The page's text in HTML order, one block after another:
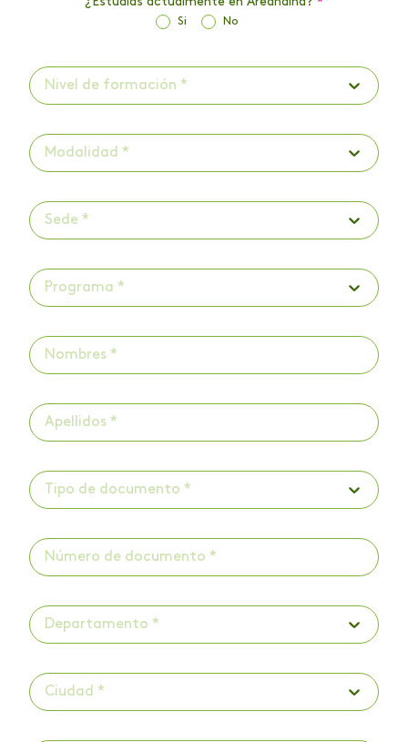
Si No
Nivel de formación *
Modalidad *
Sede *
Programa *
Tipo de documento *
Departamento *
Ciudad *